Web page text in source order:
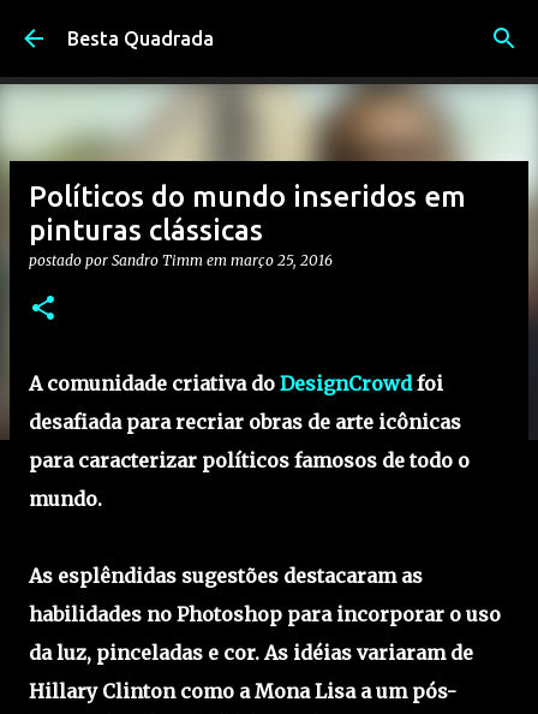
Pular para o conteúdo principal
Besta Quadrada
Políticos do mundo inseridos em
pinturas clássicas
postado por Sandro Timm em março 25, 2016
A comunidade criativa do DesignCrowdfoi
desafiada para recriar obras de arte icônicas
para caracterizar políticos famosos de todo o
mundo.
As esplêndidas sugestões destacaram as
habilidades no Photoshop para incorporar o uso
da luz, pinceladas e cor. As idéias variaram de
Hillary Clinton como a Mona Lisa a um pós-